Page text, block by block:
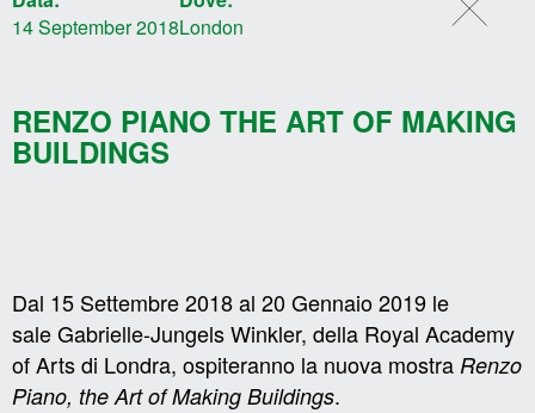
14 September 2018London
RENZO PIANO THE ART OF MAKING
BUILDINGS
Dal 15 Settembre 2018 al 20 Gennaio 2019 le
sale Gabrielle-Jungels Winkler, della Royal Academy
of Arts di Londra, ospiteranno la nuova mostra Renzo
Piano, the Art of Making Buildings.